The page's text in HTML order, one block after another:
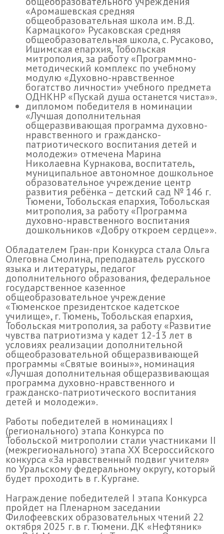
«Аромашевская средняя
общеобразовательная школа им. В.Д.
Кармацкого» Русаковская средняя
общеобразовательная школа, с. Русаково,
Ишимская епархия, Тобольская
митрополия, за работу «Программно-
методический комплекс по учебному
модулю «Духовно-нравственное
богатство личности» учебного предмета
ОДНКНР «Пускай душа останется чиста»».
дипломом победителя в номинации
«Лучшая дополнительная
общеразвивающая программа духовно-
нравственного и гражданско-
патриотического воспитания детей и
молодежи» отмечена Марина
Николаевна Курнакова, воспитатель,
муниципальное автономное дошкольное
образовательное учреждение центр
развития ребёнка – детский сад № 146 г.
Тюмени, Тобольская епархия, Тобольская
митрополия, за работу «Программа
духовно-нравственного воспитания
дошкольников «Добру откроем сердце»».
Обладателем Гран-при Конкурса стала Ольга
Олеговна Смолина, преподаватель русского
языка и литературы, педагог
дополнительного образования, федеральное
государственное казенное
общеобразовательное учреждение
«Тюменское президентское кадетское
училище», г. Тюмень, Тобольская епархия,
Тобольская митрополия, за работу «Развитие
чувства патриотизма у кадет 12-13 лет в
условиях реализации дополнительной
общеобразовательной общеразвивающей
программы «Святые воины»», номинация
«Лучшая дополнительная общеразвивающая
программа духовно-нравственного и
гражданско-патриотического воспитания
детей и молодежи».
Работы победителей в номинациях I
(регионального) этапа Конкурса по
Тобольской митрополии стали участниками II
(межрегионального) этапа XХ Всероссийского
конкурса «За нравственный подвиг учителя»
по Уральскому федеральному округу, который
будет проходить в г. Кургане.
Награждение победителей I этапа Конкурса
пройдет на Пленарном заседании
Филофеевских образовательных чтений 22
октября 2025 г. в г. Тюмени. ДК «Нефтяник»